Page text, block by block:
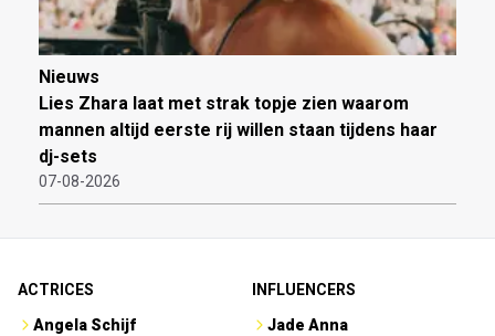
Nieuws
Lies Zhara laat met strak topje zien waarom
mannen altijd eerste rij willen staan tijdens haar
dj-sets
07-08-2026
ACTRICES
Angela Schijf
INFLUENCERS
Jade Anna